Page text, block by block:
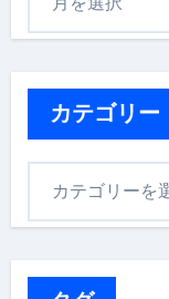
カテゴリー